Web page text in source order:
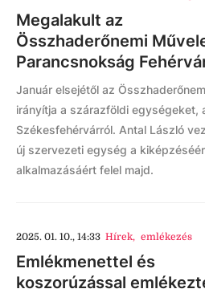
Megalakult az
Összhaderőnemi
Parancsnokság
Január elsejétől az
irányítja a szárazföldi egységeket,
Székesfehérvárról. Antal László
új szervezeti egység a
alkalmazásáért felel majd.
2025. 01. 10., 14:33 Hírek, emlékezés
Emlékmenettel és
koszorúzással